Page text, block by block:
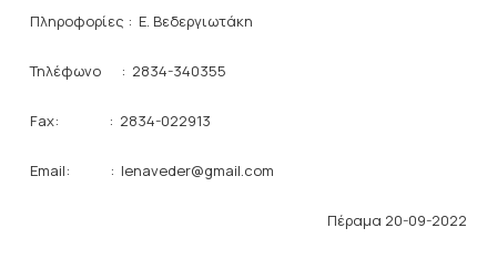
Πληροφορίες : Ε. Βεδεργιωτάκη
Τηλέφωνο : 2834-340355
Fax: : 2834-022913
Email: : lenaveder@gmail.com
Πέραμα 20-09-2022